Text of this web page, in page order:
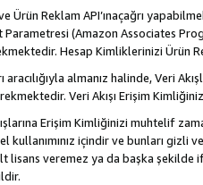
Ürün Reklam API’ınaçağrı
Parametresi (Amazon Associates
Hesap Kimliklerinizi Ürün
aracılığıyla almanız halinde, Veri
Veri Akışı Erişim
Erişim Kimliğinizi muhtelif
kullanımınız içindir ve bunları
lisans veremez ya da başka şekilde